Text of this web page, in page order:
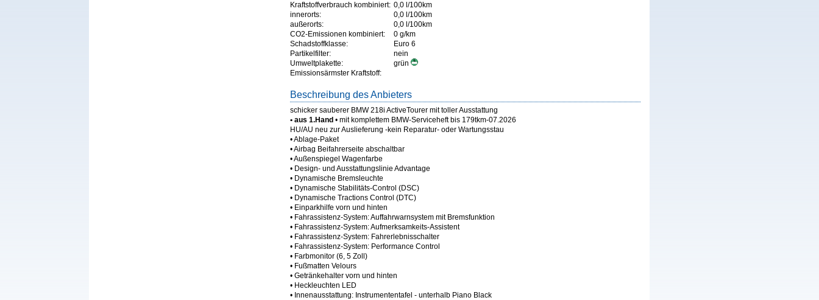
Kraftstoffverbrauch kombiniert: 0,0 l/100km
innerorts:
0,0 l/100km
außerorts:
0,0 l/100km
CO2-Emissionen kombiniert:
0 g/km
Schadstoffklasse:
Euro 6
Partikelfilter:
nein
Umweltplakette:
grün
Emissionsärmster Kraftstoff:
Beschreibung des Anbieters
schicker sauberer BMW 218i ActiveTourer mit toller Ausstattung
• aus 1.Hand • mit komplettem BMW-Serviceheft bis 179tkm-07.2026
HU/AU neu zur Auslieferung -kein Reparatur- oder Wartungsstau
• Ablage-Paket
• Airbag Beifahrerseite abschaltbar
• Außenspiegel Wagenfarbe
• Design- und Ausstattungslinie Advantage
• Dynamische Bremsleuchte
• Dynamische Stabilitäts-Control (DSC)
• Dynamische Tractions Control (DTC)
• Einparkhilfe vorn und hinten
• Fahrassistenz-System: Auffahrwarnsystem mit Bremsfunktion
• Fahrassistenz-System: Aufmerksamkeits-Assistent
• Fahrassistenz-System: Fahrerlebnisschalter
• Fahrassistenz-System: Performance Control
• Farbmonitor (6, 5 Zoll)
• Fußmatten Velours
• Getränkehalter vorn und hinten
• Heckleuchten LED
• Innenausstattung: Instrumententafel - unterhalb Piano Black